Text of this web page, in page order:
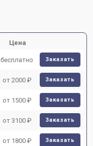
Цена
бесплатно Заказать
от 2000 ₽ Заказать
от 1500 ₽ Заказать
от 3100 ₽ Заказать
от 1800 ₽ Заказать